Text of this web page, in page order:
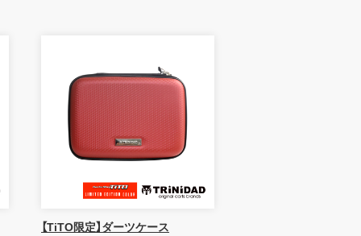
【TiTO限定】ダーツケース